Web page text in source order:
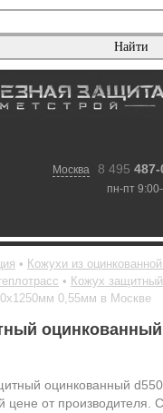
Москва 8 495 487-
пн-пт
Кожухи из
Кожух защитный
0,55мм в Москве
оцинкованный
цене от производителя.